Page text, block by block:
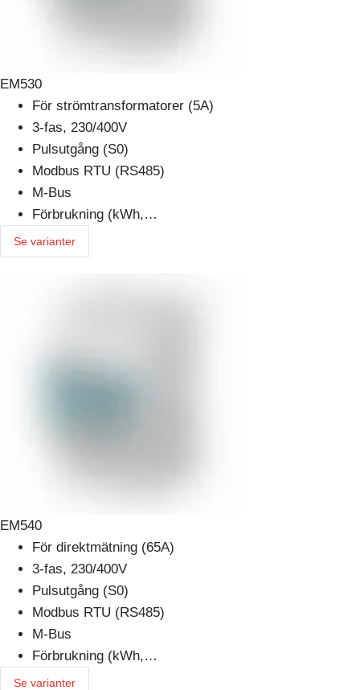
EM530
För strömtransformatorer (5A)
3-fas, 230/400V
Pulsutgång (S0)
Modbus RTU (RS485)
M-Bus
Förbrukning (kWh,…
Se varianter
EM540
För direktmätning (65A)
3-fas, 230/400V
Pulsutgång (S0)
Modbus RTU (RS485)
M-Bus
Förbrukning (kWh,…
Se varianter